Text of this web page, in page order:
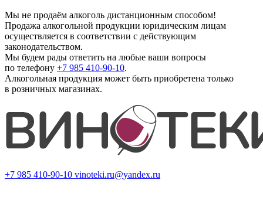
Мы не продаём алкоголь дистанционным способом!
Продажа алкогольной продукции юридическим лицам
осуществляется в соответствии с действующим
законодательством.
Мы будем рады ответить на любые ваши вопросы
по телефону +7 985 410-90-10.
Алкогольная продукция может быть приобретена только
в розничных магазинах.
+7 985 410-90-10 vinoteki.ru@yandex.ru